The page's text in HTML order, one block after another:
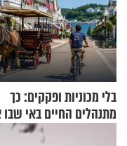
בלי מכוניות ופקקים: כך
מתנהלים החיים באי שבו
לנהוג כבר יותר מ-120 שנה